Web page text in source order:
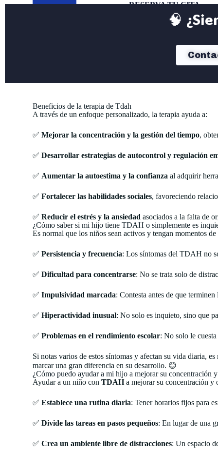
RESERVA TU CITA
🧠
Beneficios de la terapia de Tdah
A través de un enfoque personalizado, la terapia ayuda a:
✅Mejorar la concentración y la gestión del tiempo,
✅Desarrollar estrategias de autocontrol y regulación
✅ Aumentar la autoestima y la confianza al adquirir
✅Fortalecer las habilidades sociales, favoreciendo
✅Reducir el estrés y la ansiedad asociados a la falta de
¿Cómo saber si mi hijo tiene TDAH o simplemente es
Es normal que los niños sean activos y tengan momentos
✅Persistencia y frecuencia: Los síntomas del TDAH no
✅Dificultad para concentrarse: No se trata solo de
✅Impulsividad marcada: Contesta antes de que
✅Hiperactividad inusual: No solo es inquieto, sino que
✅Problemas en el rendimiento escolar: No solo le
Si notas varios de estos síntomas y afectan su vida diaria,
marcar una gran diferencia en su desarrollo. 😊
¿Cómo puedo ayudar a mi hijo a mejorar su concentración
Ayudar a un niño conTDAHa mejorar su concentración y
✅Establece una rutina diaria: Tener horarios fijos para
✅Divide las tareas en pasos pequeños: En lugar de una
✅Crea un ambiente libre de distracciones: Un espacio